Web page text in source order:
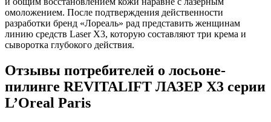
омоложением. После подтверждения действенности
разработки бренд «Лореаль» рад представить женщинам
линию средств Laser X3, которую составляют три крема и
сыворотка глубокого действия.
Отзывы потребителей о лосьоне-
пилинге REVITALIFT ЛАЗЕР Х3 серии
L’Oreal Paris